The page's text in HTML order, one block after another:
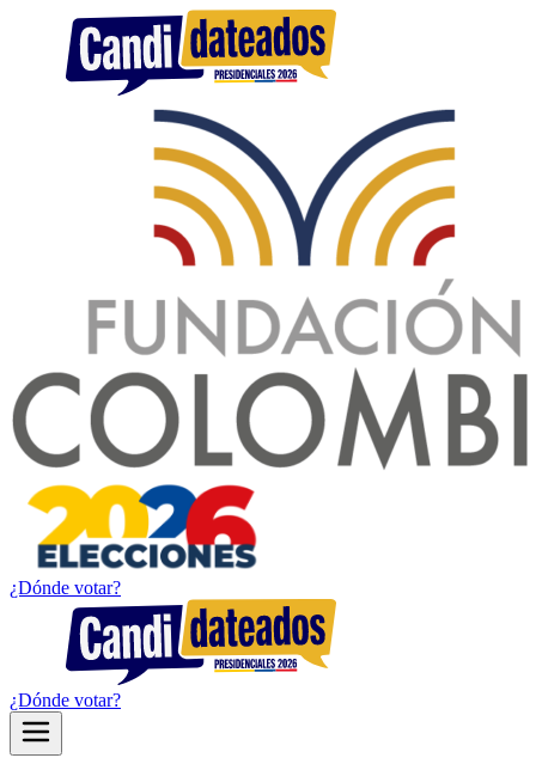
¿Dónde votar?
¿Dónde votar?